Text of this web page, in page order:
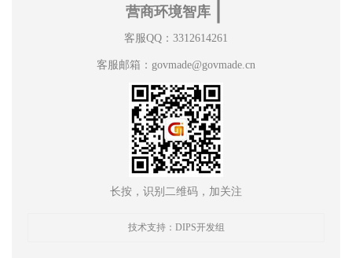
营商环境智库
客服QQ：3312614261
客服邮箱：govmade@govmade.cn
长按，识别二维码，加关注
技术支持：DIPS开发组